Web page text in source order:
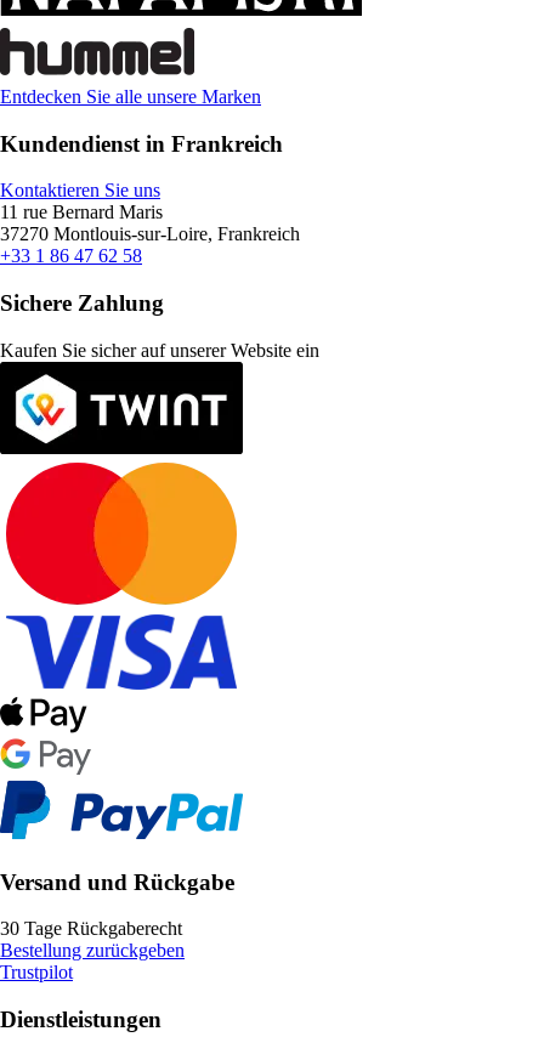
Entdecken Sie alle unsere Marken
Kundendienst in Frankreich
Kontaktieren Sie uns
11 rue Bernard Maris
37270 Montlouis-sur-Loire, Frankreich
+33 1 86 47 62 58
Sichere Zahlung
Kaufen Sie sicher auf unserer Website ein
Versand und Rückgabe
30 Tage Rückgaberecht
Bestellung zurückgeben
Trustpilot
Dienstleistungen